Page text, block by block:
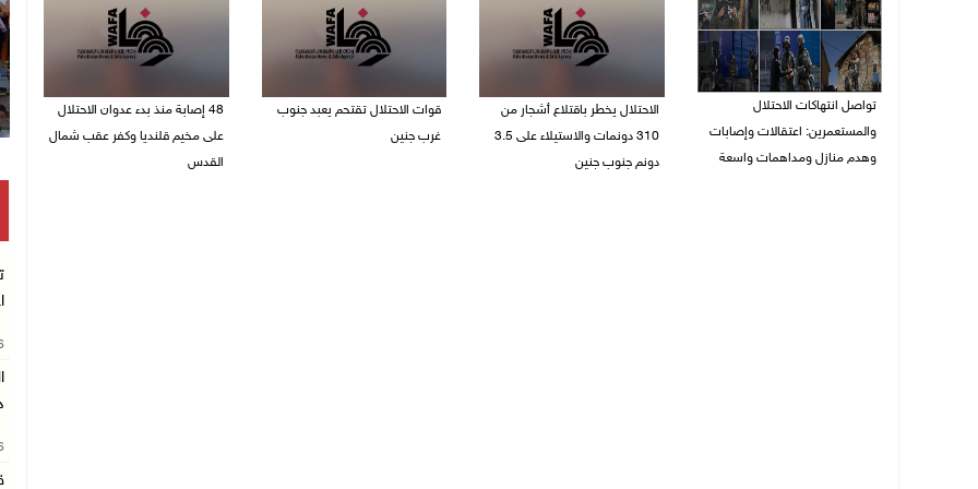
تواصل انتهاكات الاحتلال
والمستعمرين: اعتقالات وإصابات
وهدم منازل ومداهمات واسعة
الاحتلال يخطر باقتلاع أشجار من
310 دونمات والاستيلاء على 3.5
دونم جنوب جنين
قوات الاحتلال تقتحم يعبد جنوب
غرب جنين
48 إصابة منذ بدء عدوان الاحتلال
على مخيم قلنديا وكفر عقب شمال
القدس